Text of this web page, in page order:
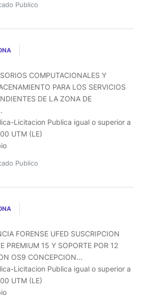
Publico
COMPUTACIONALES Y
PARA LOS SERVICIOS
DE LA ZONA DE
Licitacion Publica igual o superior a
UTM (LE)
Publico
FORENSE UFED SUSCRIPCION
PREMIUM 15 Y SOPORTE POR 12
OS9 CONCEPCION...
Licitacion Publica igual o superior a
UTM (LE)